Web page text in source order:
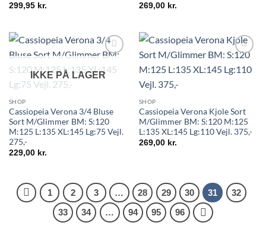
299,95 kr. 269,00 kr.
IKKE PÅ LAGER
SHOP
Cassiopeia Verona 3/4 Bluse
Sort M/Glimmer BM: S:120
M:125 L:135 XL:145 Lg:75 Vejl.
275,-
229,00 kr.
SHOP
Cassiopeia Verona Kjole Sort
M/Glimmer BM: S:120 M:125
L:135 XL:145 Lg:110 Vejl. 375,-
269,00 kr.
1 2 3 … 28 29 30 31
32
33
34 … 94 95 96